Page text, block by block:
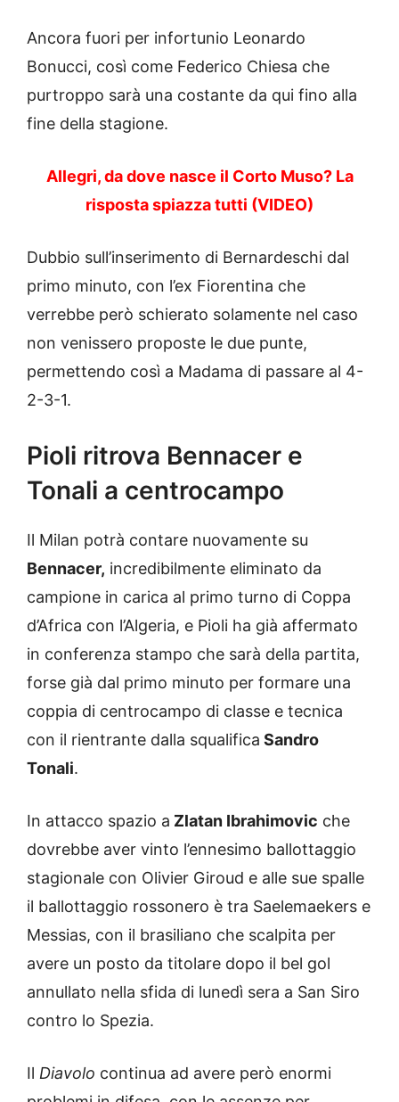
Ancora fuori per infortunio Leonardo
Bonucci, così come Federico Chiesa che
purtroppo sarà una costante da qui fino alla
fine della stagione.
Allegri, da dove nasce il Corto Muso? La
risposta spiazza tutti (VIDEO)
Dubbio sull’inserimento di Bernardeschi dal
primo minuto, con l’ex Fiorentina che
verrebbe però schierato solamente nel caso
non venissero proposte le due punte,
permettendo così a Madama di passare al 4-
2-3-1.
Pioli ritrova Bennacer e
Tonali a centrocampo
Il Milan potrà contare nuovamente su
Bennacer, incredibilmente eliminato da
campione in carica al primo turno di Coppa
d’Africa con l’Algeria, e Pioli ha già affermato
in conferenza stampo che sarà della partita,
forse già dal primo minuto per formare una
coppia di centrocampo di classe e tecnica
con il rientrante dalla squalifica Sandro
Tonali.
In attacco spazio a Zlatan Ibrahimovic che
dovrebbe aver vinto l’ennesimo ballottaggio
stagionale con Olivier Giroud e alle sue spalle
il ballottaggio rossonero è tra Saelemaekers e
Messias, con il brasiliano che scalpita per
avere un posto da titolare dopo il bel gol
annullato nella sfida di lunedì sera a San Siro
contro lo Spezia.
Il Diavolo continua ad avere però enormi